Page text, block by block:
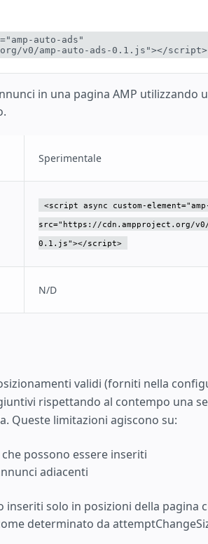
auto-ads"
v0/amp-auto-ads-0.1.js"></script>
in una pagina AMP utilizzando
Sperimentale
<script async custom-
src="https://cdn.ampproject.org/v0/
0.1.js"></script>
N/D
validi (forniti nella
rispettando al contempo una
Queste limitazioni agiscono su:
possono essere inseriti
adiacenti
solo in posizioni della pagina
determinato da